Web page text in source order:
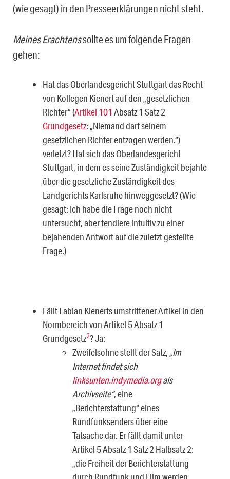
(wie gesagt) in den Presseerklärungen nicht steht.
Meines Erachtenssollte es um folgende Fragen
gehen:
Hat das Oberlandesgericht Stuttgart das Recht
von Kollegen Kienert auf den „ge­setzlichen
Richter“ (Artikel 101 Absatz 1 Satz 2
Grundgesetz: „Niemand darf sei­nem
gesetzlichen Richter entzogen werden.“)
verletzt? Hat sich das Oberlandes­gericht
Stuttgart, in dem es seine Zuständigkeit bejahte
über die gesetzliche Zu­ständigkeit des
Landgerichts Karlsruhe hinweggesetzt? (Wie
gesagt: Ich habe die Frage noch nicht
untersucht, aber tendiere intuitiv zu einer
bejahenden Ant­wort auf die zuletzt gestellte
Frage.)
Fällt Fabian Kienerts umstrittener Artikel in den
Normbereich von Artikel 5 Absatz 1
Grundgesetz2? Ja:
Zweifelsohne stellt der Satz, „Im
Internet findet sich
linksunten.indymedia.orgals
Archivseite“, eine
„Berichterstattung“ eines
Rundfunksenders über eine
Tatsache dar. Er fällt damit unter
Artikel 5 Absatz 1 Satz 2 Halbsatz 2:
„die Freiheit der Berichterstattung